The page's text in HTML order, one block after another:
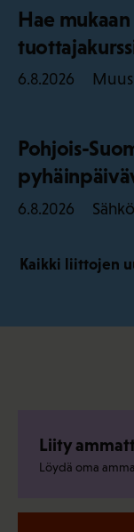
Hae mukaan
6.8.2026
Pohjois-
6.8.2026
Kaikki liittojen
Liity
Löydä oma